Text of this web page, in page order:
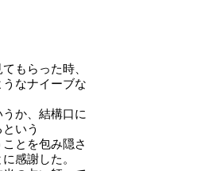
もらった時、
なナイーブな
か、結構口に
いう
とを包み隠さ
感謝した。